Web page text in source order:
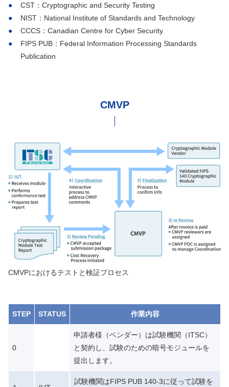
CST：Cryptographic and Security Testing
NIST：National Institute of Standards and Technology
CCCS：Canadian Centre for Cyber Security
FIPS PUB：Federal Information Processing Standards
Publication
CMVP
CMVPにおけるテストと検証プロセス
STEP STATUS 作業内容
0
申請者様（ベンダー）は試験機関（ITSC）
と契約し、試験のための暗号モジュールを
提出します。
試験機関はFIPS PUB 140-3に従って試験を